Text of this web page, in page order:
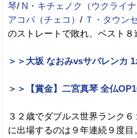
琴/ N・キチェノク（ウクライナ
アコバ（チェコ） / Ｔ・タウン
のストレートで敗れ、ベスト８
＞＞大坂 なおみvsサバレンカ
＞＞【賞金】二宮真琴 全仏
３２歳でダブルス世界ランク
に出場するのは９年連続９度